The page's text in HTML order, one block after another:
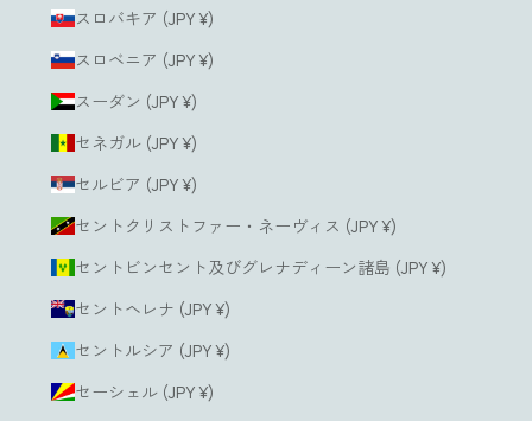
スロバキア (JPY ¥)
スロベニア (JPY ¥)
スーダン (JPY ¥)
セネガル (JPY ¥)
セルビア (JPY ¥)
セントクリストファー・ネーヴィス (JPY ¥)
セントビンセント及びグレナディーン諸島 (JPY ¥)
セントヘレナ (JPY ¥)
セントルシア (JPY ¥)
セーシェル (JPY ¥)